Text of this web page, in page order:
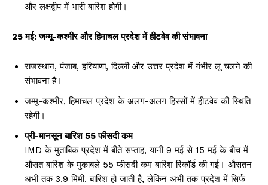
और लक्षद्वीप में भारी बारिश होगी।
25 मई: जम्मू-कश्मीर और हिमाचल प्रदेश में हीटवेव की संभावना
राजस्थान, पंजाब, हरियाणा, दिल्ली और उत्तर प्रदेश में गंभीर लू चलने की
संभावना है।
जम्मू-कश्मीर, हिमाचल प्रदेश के अलग-अलग हिस्सों में हीटवेव की स्थिति
रहेगी।
प्री-मानसून बारिश 55 फीसदी कम
IMD के मुताबिक प्रदेश में बीते सप्ताह, यानी 9 मई से 15 मई के बीच में
औसत बारिश के मुकाबले 55 फीसदी कम बारिश रिकॉर्ड की गई। औसतन
अभी तक 3.9 मिमी. बारिश हो जाती है, लेकिन अभी तक प्रदेश में सिर्फ